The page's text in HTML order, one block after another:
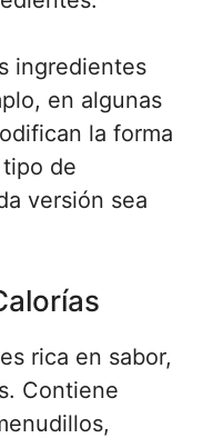
ingredientes
en algunas
la forma
de
versión sea
rica en sabor,
Contiene